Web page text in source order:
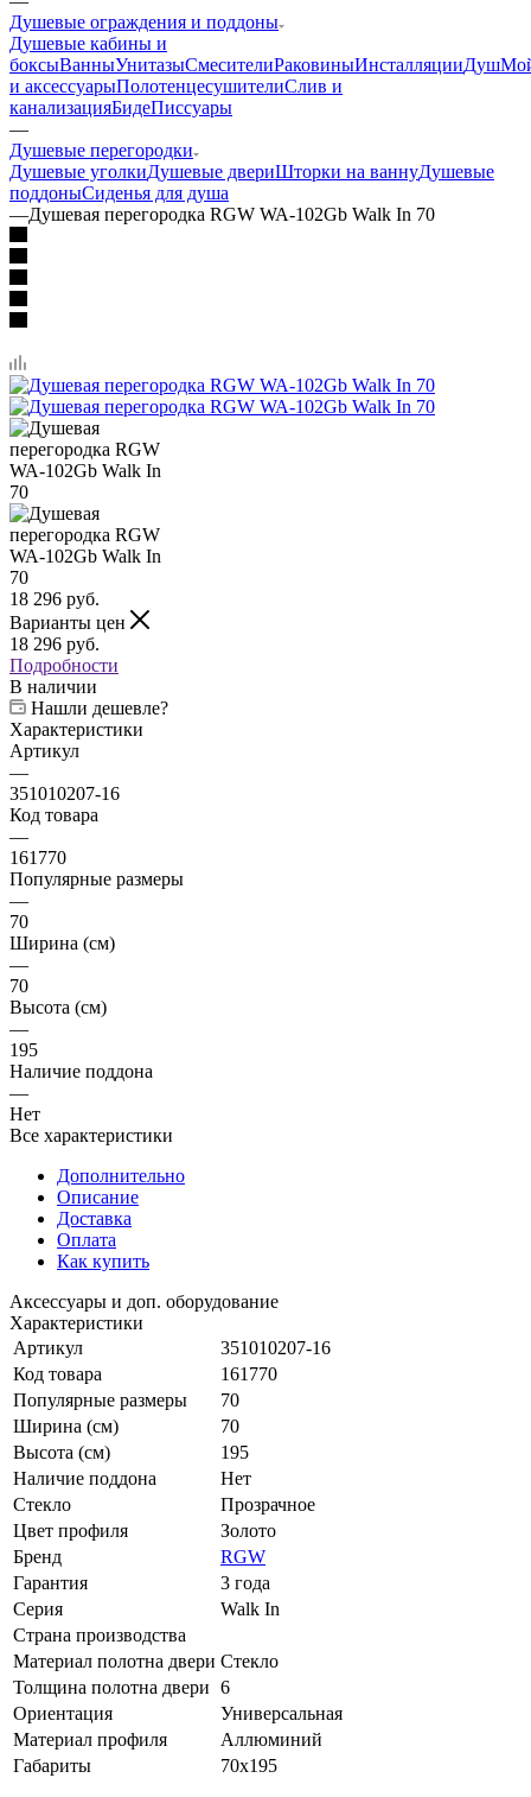
Душевые ограждения и поддоны
Душевые кабины и
боксыВанныУнитазыСмесителиРаковиныИнсталляцииДуш
и аксессуарыПолотенцесушителиСлив и
канализацияБидеПиссуары
—
Душевые перегородки
Душевые уголкиДушевые двериШторки на ваннуДушевые
поддоныСиденья для душа
—Душевая перегородка RGW WA-102Gb Walk In 70
18 296 руб.
Варианты цен
18 296 руб.
Подробности
В наличии
Нашли дешевле?
Характеристики
Артикул
—
351010207-16
Код товара
—
161770
Популярные размеры
—
70
Ширина (см)
—
70
Высота (см)
—
195
Наличие поддона
—
Нет
Все характеристики
Дополнительно
Описание
Доставка
Оплата
Как купить
Аксессуары и доп. оборудование
Характеристики
Артикул
351010207-16
Код товара
161770
Популярные размеры
70
Ширина (см)
70
Высота (см)
195
Наличие поддона
Нет
Стекло
Прозрачное
Цвет профиля
Золото
Бренд
RGW
Гарантия
3 года
Серия
Walk In
Страна производства
Материал полотна двери Стекло
Толщина полотна двери 6
Ориентация
Универсальная
Материал профиля
Аллюминий
Габариты
70x195